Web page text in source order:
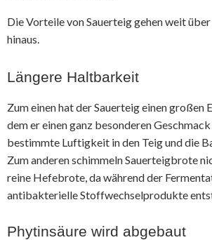
Die Vorteile von Sauerteig gehen weit
hinaus.
Längere Haltbarkeit
Zum einen hat der Sauerteig einen großen
dem er einen ganz besonderen
bestimmte Luftigkeit in den Teig und die
Zum anderen schimmeln Sauerteigbrote
reine Hefebrote, da während der
antibakterielle Stoffwechselprodukte
Phytinsäure wird abgebaut